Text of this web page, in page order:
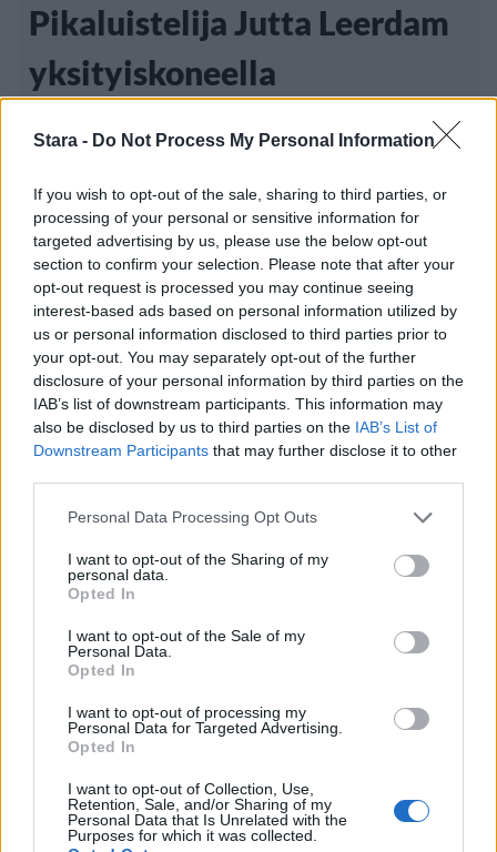
Stara - Do Not Process My Personal Information
If you wish to opt-out of the sale, sharing to third parties, or
processing of your personal or sensitive information for
targeted advertising by us, please use the below opt-out
section to confirm your selection. Please note that after your
opt-out request is processed you may continue seeing
interest-based ads based on personal information utilized by
us or personal information disclosed to third parties prior to
your opt-out. You may separately opt-out of the further
disclosure of your personal information by third parties on the
IAB’s list of downstream participants. This information may
also be disclosed by us to third parties on the IAB’s List of
Downstream Participants that may further disclose it to other
Personal Data Processing Opt Outs
I want to opt-out of the Sharing of my
personal data.
Opted In
I want to opt-out of the Sale of my
Personal Data.
Opted In
I want to opt-out of processing my
Personal Data for Targeted Advertising.
Opted In
I want to opt-out of Collection, Use,
Retention, Sale, and/or Sharing of my
Personal Data that Is Unrelated with the
Purposes for which it was collected.
Pikaluistelija Jutta Leerdam
yksityiskoneella
Hollantilainen pikaluistelutähtiJutta
Leerdamon saanut kovaa kritiikkiä
matkustettuaan Milano–Cortinan
Info
Tietoa meistä
Lähetä uutisvinkki
Mediatiedot
Yhteistyössä
Kesä!
Tyyliniekka
Lifestyle
Matkailu
Koti & Asuminen
Viihdeuutiset
StaraTV
Pelit
Elokuvat